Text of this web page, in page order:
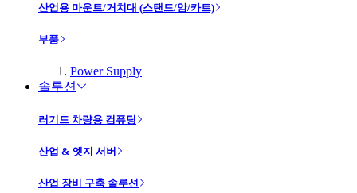
산업용 마운트/거치대 (스탠드/암/카트)
부품
Power Supply
솔루션
러기드 차량용 컴퓨팅
산업 & 엣지 서버
산업 장비 구축 솔루션